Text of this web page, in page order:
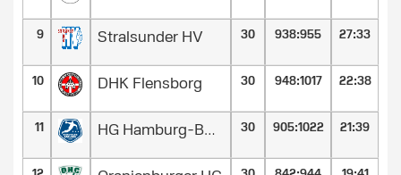
9 Stralsunder HV 30 938:955 27:33
10 DHK Flensborg 30 948:1017 22:38
11 HG Hamburg-Barmbek 30 905:1022 21:39